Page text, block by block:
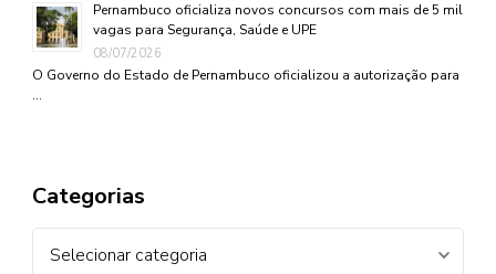
Pernambuco oficializa novos concursos com mais de 5 mil
vagas para Segurança, Saúde e UPE
08/07/2026
O Governo do Estado de Pernambuco oficializou a autorização para
…
Categorias